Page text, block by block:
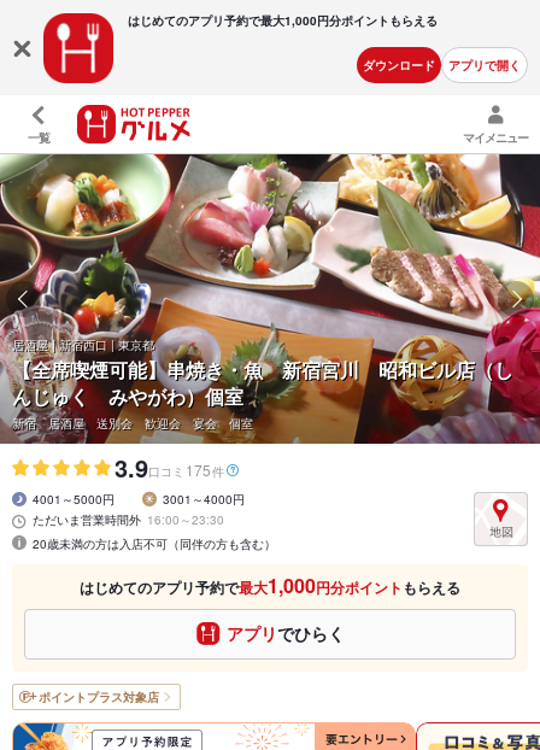
はじめてのアプリ予約で最大1,000円分ポイントもらえる
ダウンロード アプリで開く
一覧 マイメニュー
居酒屋 | 新宿西口 | 東京都
【全席喫煙可能】串焼き・魚 新宿宮川 昭和ビル店（し
んじゅく みやがわ）個室
新宿 居酒屋 送別会 歓迎会 宴会 個室
3.9口コミ 175件
4001～5000円
3001～4000円
ただいま営業時間外 16:00～23:30
20歳未満の方は入店不可（同伴の方も含む）
はじめてのアプリ予約で最大1,000円分ポイント もらえる
アプリでひらく
ポイントプラス対象店